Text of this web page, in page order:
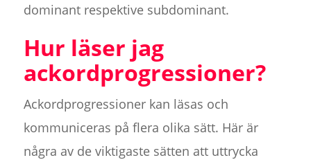
dominant respektive subdominant.
Hur läser jag
ackordprogressioner?
Ackordprogressioner kan läsas och
kommuniceras på flera olika sätt. Här är
några av de viktigaste sätten att uttrycka